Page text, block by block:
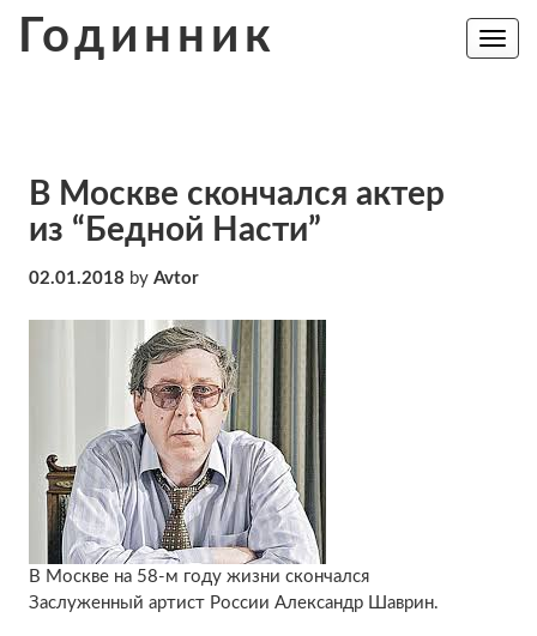
Годинник
Toggle
В Москве скончался актер
из “Бедной Насти”
02.01.2018 by Avtor
В Москве на 58-м году жизни скончался
Заслуженный артист России Александр Шаврин.